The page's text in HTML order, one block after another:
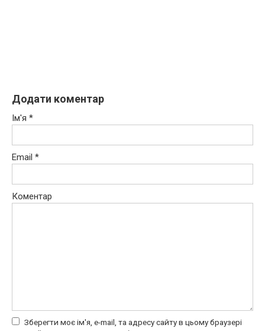
Додати коментар
Ім'я *
Email *
Коментар
Зберегти моє ім'я, e-mail, та адресу сайту в цьому браузері